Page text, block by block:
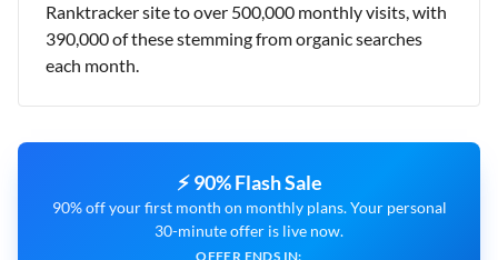
Ranktracker site to over 500,000 monthly visits, with
390,000 of these stemming from organic searches
each month.
⚡ 90% Flash Sale
90% off your first month on monthly plans. Your personal
30-minute offer is live now.
OFFER ENDS IN: